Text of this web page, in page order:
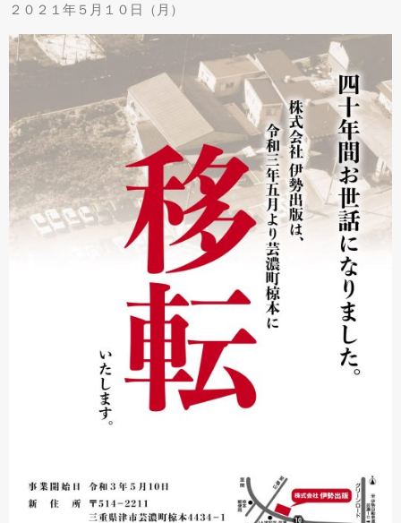
２０２１年５月１０日（月）